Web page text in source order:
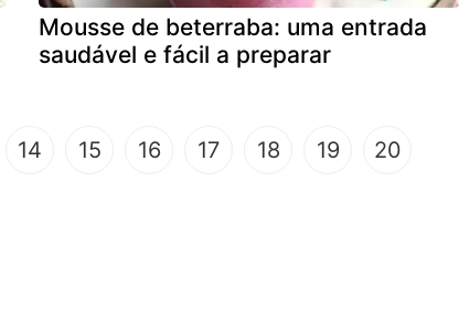
Mousse de beterraba: uma entrada
saudável e fácil a preparar
14 15 16 17 18 19
20